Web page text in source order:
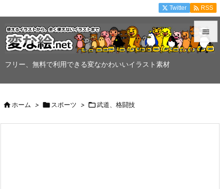
フリー、無料で利用できる変なかわいいイラスト素材


Twitter  RSS
ホーム >  スポーツ > 武道、格闘技